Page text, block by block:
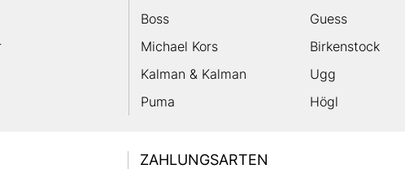
Boss
Guess
Michael Kors
Birkenstock
Kalman & Kalman
Ugg
Puma
Högl
ZAHLUNGSARTEN